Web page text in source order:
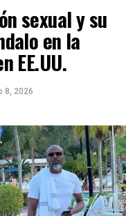
sexual y su
en la
EE.UU.
8, 2026